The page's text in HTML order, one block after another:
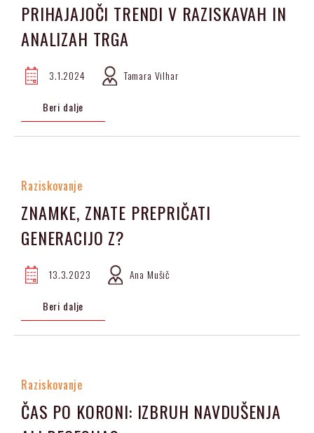
PRIHAJAJOČI TRENDI V RAZISKAVAH IN
ANALIZAH TRGA
3.1.2024 Tamara Vilhar
Beri dalje
Raziskovanje
ZNAMKE, ZNATE PREPRIČATI
GENERACIJO Z?
13.3.2023 Ana Mušič
Beri dalje
Raziskovanje
ČAS PO KORONI: IZBRUH NAVDUŠENJA